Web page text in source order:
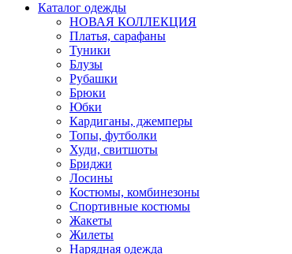
Каталог одежды
НОВАЯ КОЛЛЕКЦИЯ
Платья, сарафаны
Туники
Блузы
Рубашки
Брюки
Юбки
Кардиганы, джемперы
Топы, футболки
Худи, свитшоты
Бриджи
Лосины
Костюмы, комбинезоны
Спортивные костюмы
Жакеты
Жилеты
Нарядная одежда